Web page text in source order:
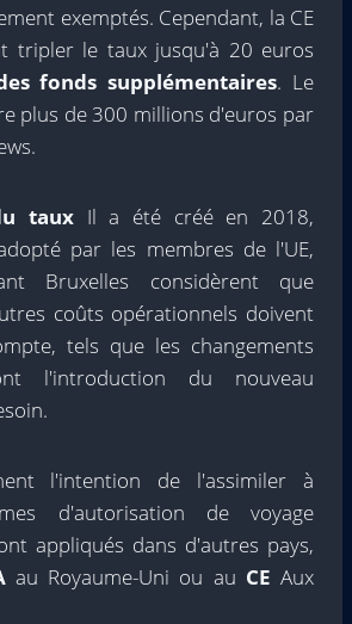
exemptés. Cependant, la CE
tripler le taux jusqu'à 20 euros
fonds supplémentaires. Le
plus de 300 millions d'euros par
taux Il a été créé en 2018,
par les membres de l'UE,
Bruxelles considèrent que
coûts opérationnels doivent
tels que les changements
l'introduction du nouveau
l'intention de l'assimiler à
d'autorisation de voyage
appliqués dans d'autres pays,
au Royaume-Uni ou au CE Aux